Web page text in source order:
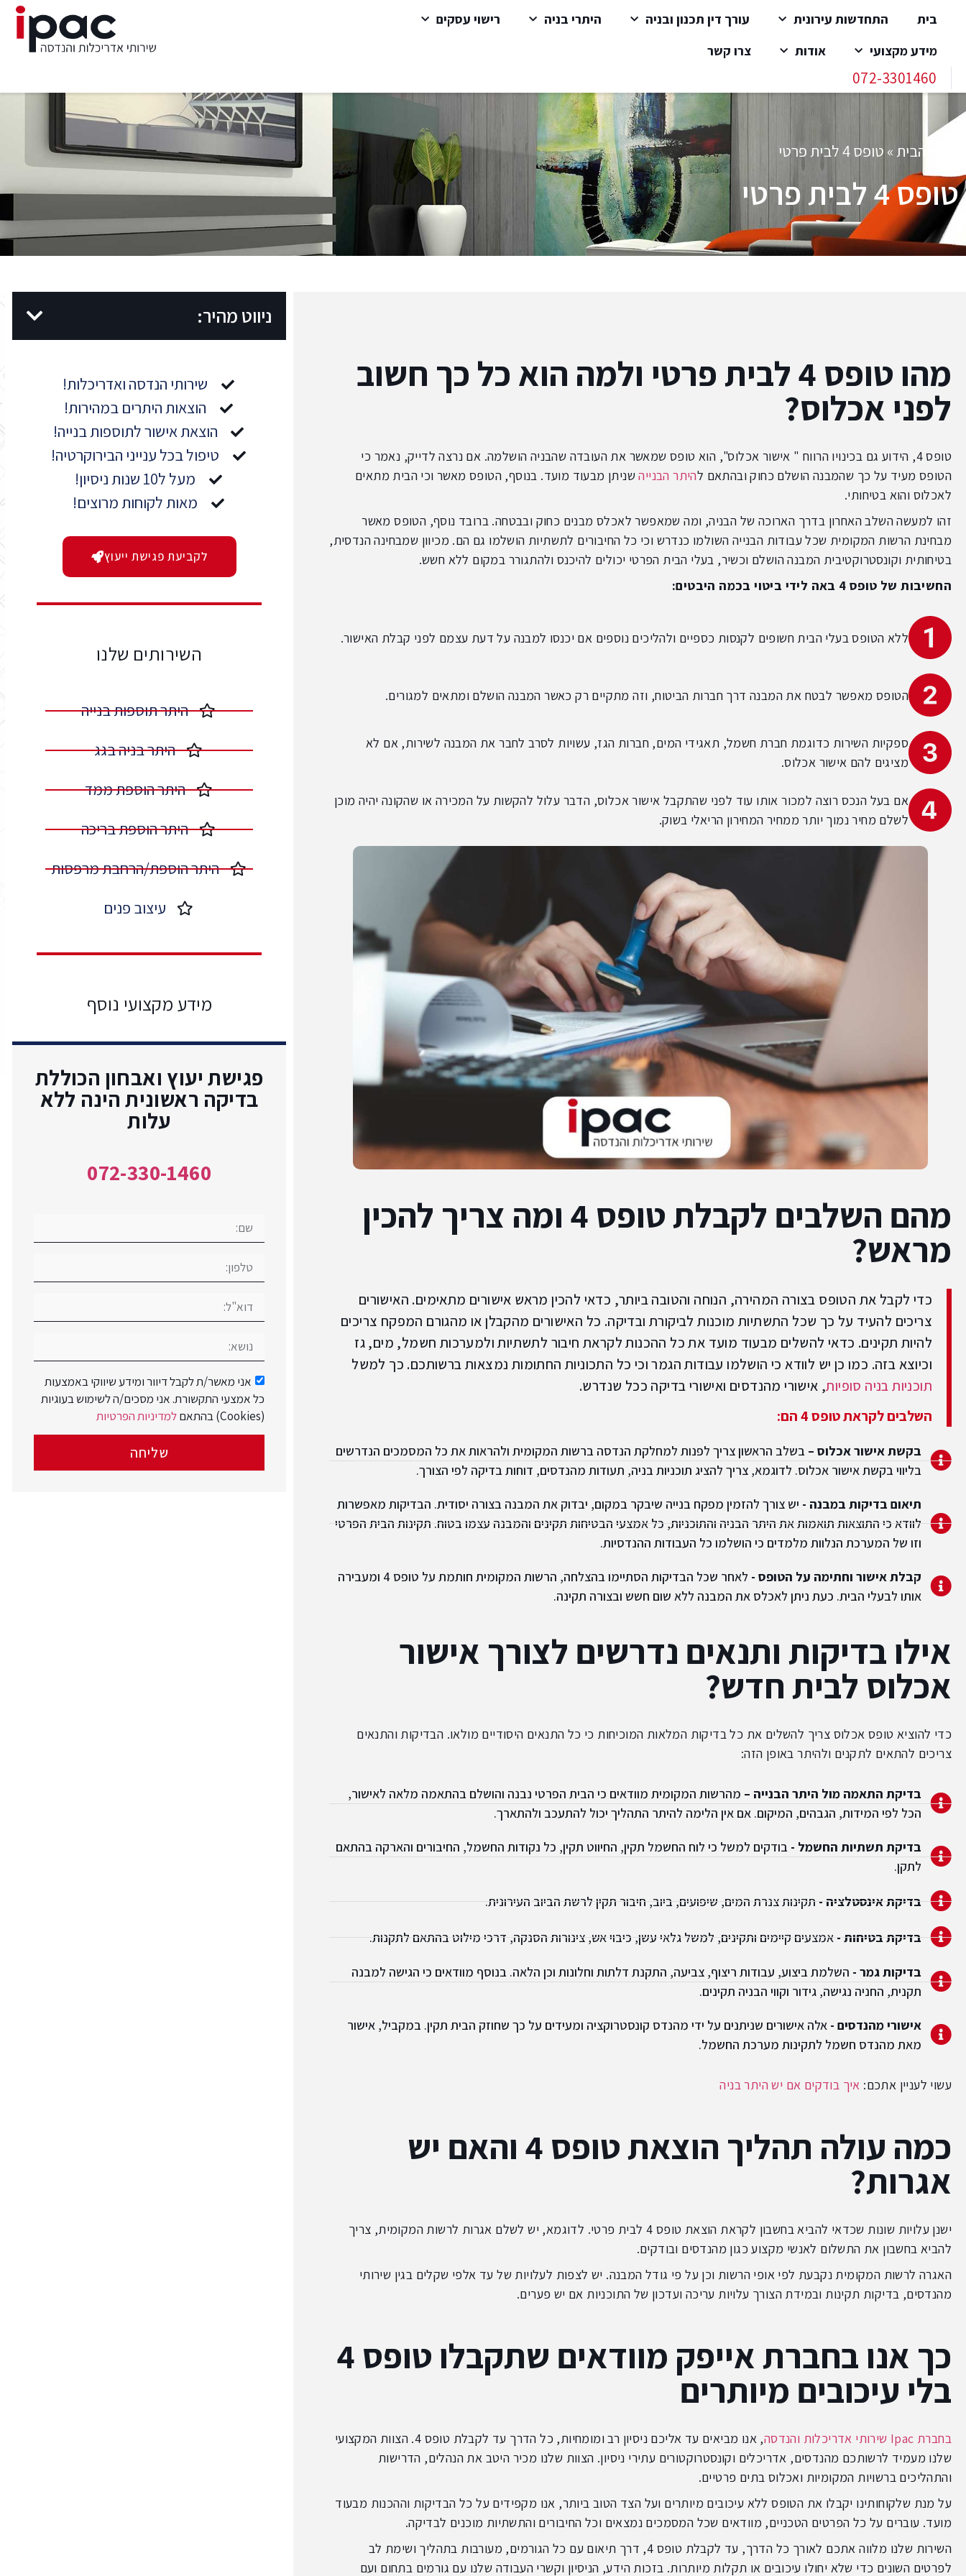
בית התחדשות עירונית עורך דין תכנון ובניה היתרי בניה
רישוי עסקים
מידע מקצועי
אודות צרו קשר
072-3301460
עמוד הבית» טופס 4 לבית פרטי
טופס 4 לבית פרטי
מהו טופס 4 לבית פרטי ולמה הוא כל כך חשוב
לפני אכלוס?
טופס 4, הידוע גם בכינויו הרווח " אישור אכלוס", הוא טופס שמאשר את העובדה שהבניה הושלמה. אם נרצה לדייק, נאמר כי
הטופס מעיד על כך שהמבנה הושלם כחוק ובהתאם להיתר הבנייהשניתן מבעוד מועד. בנוסף, הטופס מאשר וכי הבית מתאים
לאכלוס והוא בטיחותי.
זהו למעשה השלב האחרון בדרך הארוכה של הבניה, ומה שמאפשר לאכלס מבנים כחוק ובבטחה. ברובד נוסף, הטופס מאשר
מבחינת הרשות המקומית שכל עבודות הבנייה השולמו כנדרש וכי כל החיבורים לתשתיות הושלמו גם הם. מכיוון שמבחינה הנדסית,
בטיחותית וקונסטרוקטיבית המבנה הושלם וכשיר, בעלי הבית הפרטי יכולים להיכנס ולהתגורר במקום ללא חשש.
החשיבות של טופס 4 באה לידי ביטוי בכמה היבטים:
ללא הטופס בעלי הבית חשופים לקנסות כספיים ולהליכים נוספים אם יכנסו למבנה על דעת עצמם לפני קבלת האישור.
הטופס מאפשר לבטח את המבנה דרך חברות הביטוח, וזה מתקיים רק כאשר המבנה הושלם ומתאים למגורים.
ספקיות השירות כדוגמת חברת חשמל, תאגידי המים, חברות הגז, עשויות לסרב לחבר את המבנה לשירות, אם לא
מציגים להם אישור אכלוס.
אם בעל הנכס רוצה למכור אותו עוד לפני שהתקבל אישור אכלוס, הדבר עלול להקשות על המכירה או שהקונה יהיה מוכן
לשלם מחיר נמוך יותר ממחיר המחירון הריאלי בשוק.
מהם השלבים לקבלת טופס 4 ומה צריך להכין
מראש?
כדי לקבל את הטופס בצורה המהירה, הנוחה והטובה ביותר, כדאי להכין מראש אישורים מתאימים. האישורים
צריכים להעיד על כך שכל התשתיות מוכנות לביקורת ובדיקה. כל האישורים מהקבלן או מהגורם המפקח צריכים
להיות תקינים. כדאי להשלים מבעוד מועד את כל ההכנות לקראת חיבור לתשתיות ולמערכות חשמל, מים, גז
וכיוצא בזה. כמו כן יש לוודא כי הושלמו עבודות הגמר וכי כל התכוניות החתומות נמצאות ברשותכם. כך למשל
תוכניות בניה סופיות, אישורי מהנדסים ואישורי בדיקה ככל שנדרש.
השלבים לקראת טופס 4 הם:
בקשת אישור אכלוס – בשלב הראשון צריך לפנות למחלקת הנדסה ברשות המקומית ולהראות את כל המסמכים הנדרשים
בליווי בקשת אישור אכלוס. לדוגמא, צריך להציג תוכניות בניה, תעודות מהנדסים, דוחות בדיקה לפי הצורך.
תיאום בדיקות במבנה - יש צורך להזמין מפקח בנייה שיבקר במקום, יבדוק את המבנה בצורה יסודית. הבדיקות מאפשרות
לוודא כי התוצאות תואמות את היתר הבניה והתוכניות, כל אמצעי הבטיחות תקינים והמבנה עצמו בטוח. תקינות הבית הפרטי
וזו של המערכת הנלוות מלמדים כי הושלמו כל העבודות ההנדסיות.
קבלת אישור וחתימה על הטופס -
לאחר שכל הבדיקות הסתיימו בהצלחה, הרשות המקומית חותמת על טופס 4 ומעבירה
אותו לבעלי הבית. כעת ניתן לאכלס את המבנה ללא שום חשש ובצורה תקינה.
אילו בדיקות ותנאים נדרשים לצורך אישור
אכלוס לבית חדש?
כדי להוציא טופס אכלוס צריך להשלים את כל בדיקות המלאות המוכיחות כי כל התנאים היסודיים מולאו. הבדיקות והתנאים
צריכים להתאים לתקנים ולהיתר באופן הזה:
בדיקת התאמה מול היתר הבנייה – מהרשות המקומית מוודאים כי הבית הפרטי נבנה והושלם בהתאמה מלאה לאישור,
הכל לפי המידות, הגבהים, המיקום. אם אין הלימה להיתר התהליך יכול להתעכב ולהתארך.
בדיקת תשתיות החשמל -בודקים למשל כי לוח החשמל תקין, החיווט תקין, כל נקודות החשמל, החיבורים והארקה בהתאם
לתקן.
בדיקת אינסטלציה - תקינות צנרת המים, שיפועים, ביוב, חיבור תקין לרשת הביוב העירונית.
בדיקת בטיחות - אמצעים קיימים ותקינים, למשל גלאי עשן, כיבוי אש, צינורות הסנקה, דרכי מילוט בהתאם לתקנות.
בדיקות גמר - השלמת ביצוע, עבודות ריצוף, צביעה, התקנת דלתות וחלונות וכן הלאה. בנוסף מוודאים כי הגישה למבנה
תקנית, החניה נגישה, גידור וקווי הבניה תקינים.
אישורי מהנדסים - אלה אישורים שניתנים על ידי מהנדס קונסטרוקציה ומעידים על כך שחוזק הבית תקין. במקביל, אישור
מאת מהנדס חשמל לתקינות מערכת החשמל.
עשוי לעניין אתכם: איך בודקים אם יש היתר בניה
כמה עולה תהליך הוצאת טופס 4 והאם יש
אגרות?
ישנן עלויות שונות שכדאי להביא בחשבון לקראת הוצאת טופס 4 לבית פרטי. לדוגמא, יש לשלם אגרות לרשות המקומית, צריך
להביא בחשבון את התשלום לאנשי מקצוע כגון מהנדסים ובודקים.
האגרה לרשות המקומית נקבעת לפי אופי הרשות וכן על פי גודל המבנה. יש לצפות לעלויות של עד אלפי שקלים בגין שירותי
מהנדסים, בדיקות תקינות ובמידת הצורך עלויות עריכה ועדכון של התוכניות אם יש פערים.
כך אנו בחברת אייפק מוודאים שתקבלו טופס 4
בלי עיכובים מיותרים
בחברת Ipac שירותי אדריכלות והנדסה
, אנו מביאים עד אליכם ניסיון רב ומומחיות, כל הדרך עד לקבלת טופס 4. הצוות המקצועי
שלנו מעמיד לרשותכם מהנדסים, אדריכלים וקונסטרוקטורים עתירי ניסיון. הצוות שלנו מכיר היטב את הנהלים, הדרישות
והתהליכים ברשויות המקומיות ואכלוס בתים פרטיים.
על מנת שלקוחותינו יקבלו את הטופס ללא עיכובים מיותרים ועל הצד הטוב ביותר, אנו מקפידים על כל הבדיקות וההכנות מבעוד
מועד. עוברים על כל הפרטים הטכניים, מוודאים שכל המסמכים נמצאים וכל החיבורים והתשתיות מוכנים לבדיקה.
השירות שלנו מלווה אתכם לאורך כל הדרך, עד לקבלת טופס 4, דרך תיאום עם כל הגורמים, מעורבות בתהליך ושימת לב
לפרטים השונים כדי שלא יחולו עיכובים או תקלות מיותרות. בזכות הידע, הניסיון וקשרי העבודה שלנו עם גורמים בתחום ועם
ניווט מהיר:
שירותי הנדסה ואדריכלות!
הוצאות היתרים במהירות!
הוצאת אישור לתוספות בנייה!
טיפול בכל ענייני הבירוקרטיה!
מעל ל10 שנות ניסיון!
מאות לקוחות מרוצים!
לקביעת פגישת ייעוץ
השירותים שלנו
היתר תוספות בנייה​
היתר בניה בגג​
היתר הוספת ממד​
היתר הוספת בריכה​
היתר הוספת/הרחבת מרפסות​
עיצוב פנים​
מידע מקצועי נוסף
פגישת יעוץ ואבחון הכוללת
בדיקה ראשונית הינה ללא
עלות
072-330-1460
אני מאשר/ת לקבל דיוור ומידע שיווקי באמצעות
כל אמצעי התקשורת. אני מסכים/ה לשימוש בעוגיות
(Cookies) בהתאם
למדיניות הפרטיות
שליחה